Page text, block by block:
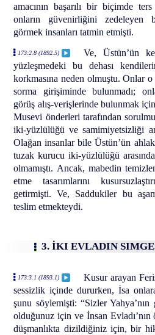
amacının başarılı bir biçimde
onların güvenirliğini zedeleyen
görmek insanları tatmin etmişti.
173:2.8 (1892.5)
Ve, Üstün’ün
yüzleşmedeki bu dehası
korkmasına neden olmuştu. Onlar
sorma girişiminde bulunmadı;
görüş alış-verişlerinde bulunmak
Musevi önderleri tarafından
iki-yüzlülüğü ve samimiyetsizliği
Olağan insanlar bile Üstün’ün
tuzak kurucu iki-yüzlülüğü
olmamıştı. Ancak, mabedin
etme tasarımlarını
getirmişti. Ve, Saddukiler bu
teslim etmekteydi.
3. İKI EVLADIN
173:3.1 (1893.1)
Kusur arayan
sessizlik içinde dururken, İsa
şunu söylemişti: “Sizler
olduğunuz için ve İnsan Evladı’nın
düşmanlıkta dizildiğiniz için, bir